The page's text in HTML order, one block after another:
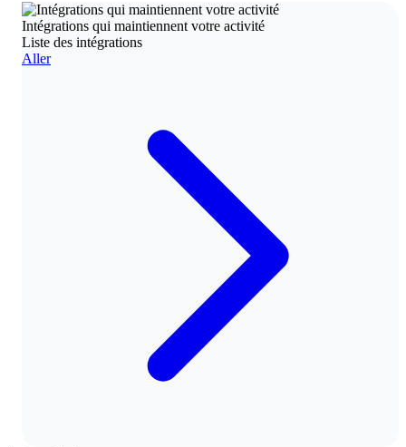
Intégrations qui maintiennent votre activité
Liste des intégrations
Aller